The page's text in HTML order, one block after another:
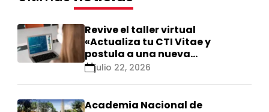
Revive el taller virtual
«Actualiza tu CTI Vitae y
postula a una nueva
calificación Renacyt»
julio 22, 2026
Academia Nacional de